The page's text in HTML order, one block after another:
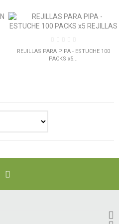
REJILLAS PARA PIPA - ESTUCHE 100
PACKS x5...